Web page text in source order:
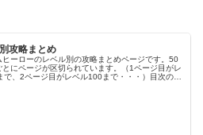
攻略まとめ
ヒーローのレベル別の攻略まとめページです。50
とにページが区切られています。（1ページ目がレ
で、2ページ目がレベル100まで・・・）目次のリ